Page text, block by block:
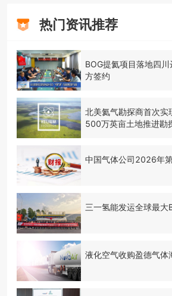
热门资讯推荐
BOG提氦项目落地四
方签约
北美氦气勘探商首次实
500万英亩土地推进勘
中国气体公司2026年
三一氢能发运全球最大
液化空气收购盈德气